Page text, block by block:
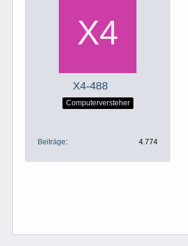
X4-488
Computerversteher
Beiträge 4.774